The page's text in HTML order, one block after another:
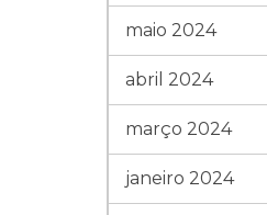
maio 2024
abril 2024
março 2024
janeiro 2024